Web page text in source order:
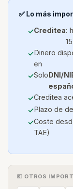
✅ Lo más
Creditea:
Dinero
en
SoloDNI/
Creditea
Plazo de
Coste
TAE)
💶 OTROS